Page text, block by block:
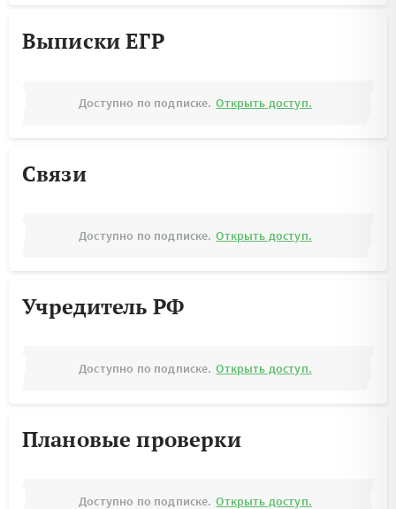
Выписки ЕГР
Доступно по подписке. Открыть доступ.
Связи
Доступно по подписке. Открыть доступ.
Учредитель РФ
Доступно по подписке. Открыть доступ.
Плановые проверки
Доступно по подписке. Открыть доступ.